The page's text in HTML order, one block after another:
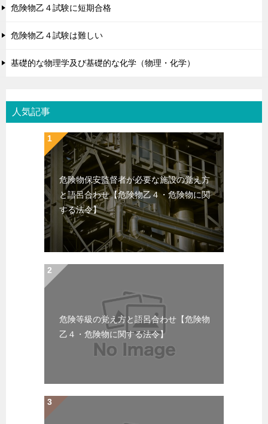
危険物乙４試験に短期合格
危険物乙４試験は難しい
基礎的な物理学及び基礎的な化学（物理・化学）
人気記事
危険物保安監督者が必要な施設の覚え方
と語呂合わせ【危険物乙４・危険物に関
する法令】
危険等級の覚え方と語呂合わせ【危険物
乙４・危険物に関する法令】